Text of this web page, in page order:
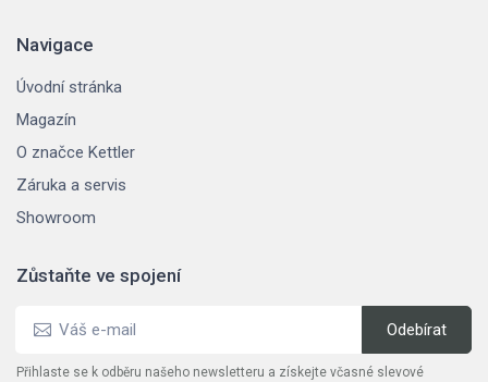
Navigace
Úvodní stránka
Magazín
O značce Kettler
Záruka a servis
Showroom
Zůstaňte ve spojení
Přihlaste se k odběru našeho newsletteru a získejte včasné slevové